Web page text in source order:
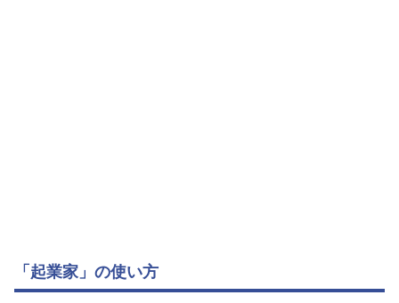
「起業家」の使い方